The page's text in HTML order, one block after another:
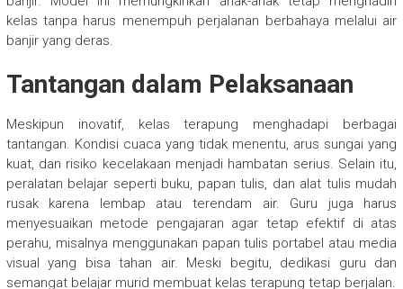
kelas tanpa harus menempuh perjalanan berbahaya melalui air
banjir yang deras.
Tantangan dalam Pelaksanaan
Meskipun inovatif, kelas terapung menghadapi berbagai
tantangan. Kondisi cuaca yang tidak menentu, arus sungai yang
kuat, dan risiko kecelakaan menjadi hambatan serius. Selain itu,
peralatan belajar seperti buku, papan tulis, dan alat tulis mudah
rusak karena lembap atau terendam air. Guru juga harus
menyesuaikan metode pengajaran agar tetap efektif di atas
perahu, misalnya menggunakan papan tulis portabel atau media
visual yang bisa tahan air. Meski begitu, dedikasi guru dan
semangat belajar murid membuat kelas terapung tetap berjalan.